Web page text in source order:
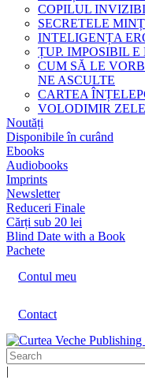
COPILUL
SECRETELE
INTELIGENȚA
ȚUP. IMPOSIBIL
CUM SĂ LE
NE ASCULTE
CARTEA
VOLODIMIR
Noutăți
Disponibile în curând
Ebooks
Audiobooks
Imprints
Newsletter
Reduceri Finale
Cărți sub 20 lei
Blind Date with a Book
Pachete
Contul meu
Contact
|